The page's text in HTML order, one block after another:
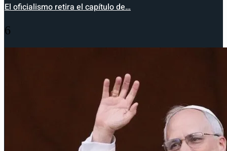
El oficialismo retira el capítulo de…
6